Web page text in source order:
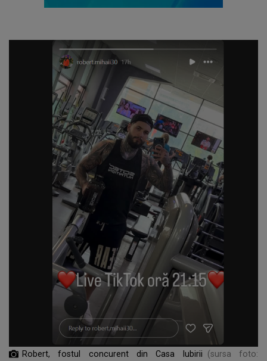
Robert, fostul concurent din Casa Iubirii (sursa foto: